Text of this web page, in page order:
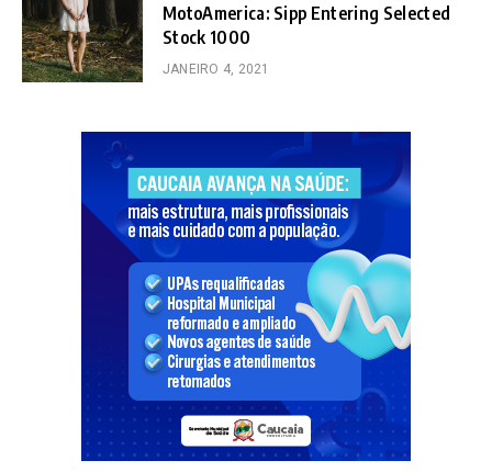
MotoAmerica: Sipp Entering Selected
Stock 1000
JANEIRO 4, 2021